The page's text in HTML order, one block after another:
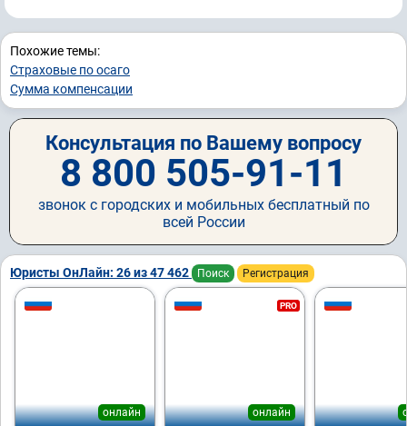
Похожие темы:
Страховые по осаго
Сумма компенсации
Консультация по Вашему вопросу
8 800 505-91-11
звонок с городских и мобильных бесплатный по
всей России
Юристы ОнЛайн: 26 из 47 462 Поиск Регистрация
онлайн
PRO
онлайн